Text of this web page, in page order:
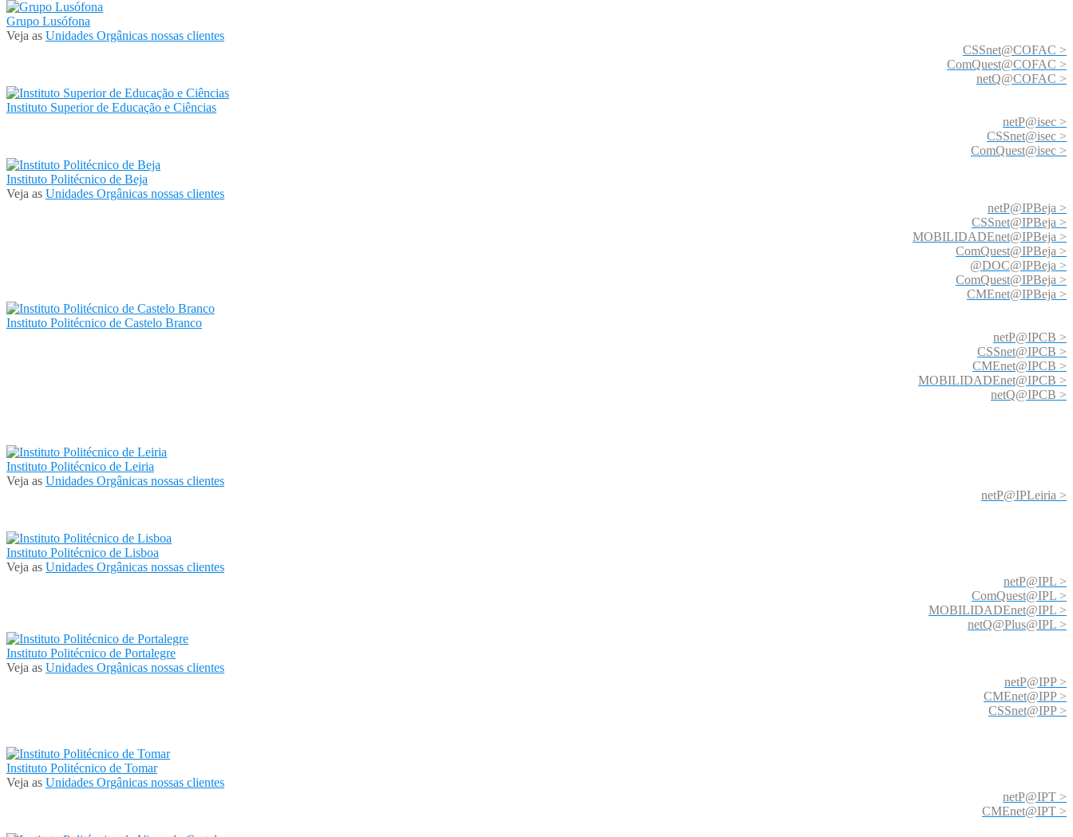
Grupo Lusófona
Veja as Unidades Orgânicas nossas clientes
CSSnet@COFAC >
ComQuest@COFAC >
netQ@COFAC >
Instituto Superior de Educação e Ciências
netP@isec >
CSSnet@isec >
ComQuest@isec >
Instituto Politécnico de Beja
Veja as Unidades Orgânicas nossas clientes
netP@IPBeja >
CSSnet@IPBeja >
MOBILIDADEnet@IPBeja >
ComQuest@IPBeja >
@DOC@IPBeja >
ComQuest@IPBeja >
CMEnet@IPBeja >
Instituto Politécnico de Castelo Branco
netP@IPCB >
CSSnet@IPCB >
CMEnet@IPCB >
MOBILIDADEnet@IPCB >
netQ@IPCB >
Instituto Politécnico de Leiria
Veja as Unidades Orgânicas nossas clientes
netP@IPLeiria >
Instituto Politécnico de Lisboa
Veja as Unidades Orgânicas nossas clientes
netP@IPL >
ComQuest@IPL >
MOBILIDADEnet@IPL >
netQ@Plus@IPL >
Instituto Politécnico de Portalegre
Veja as Unidades Orgânicas nossas clientes
netP@IPP >
CMEnet@IPP >
CSSnet@IPP >
Instituto Politécnico de Tomar
Veja as Unidades Orgânicas nossas clientes
netP@IPT >
CMEnet@IPT >